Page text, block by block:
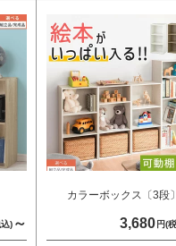
)～
カラーボックス〔3段
3,680 円(